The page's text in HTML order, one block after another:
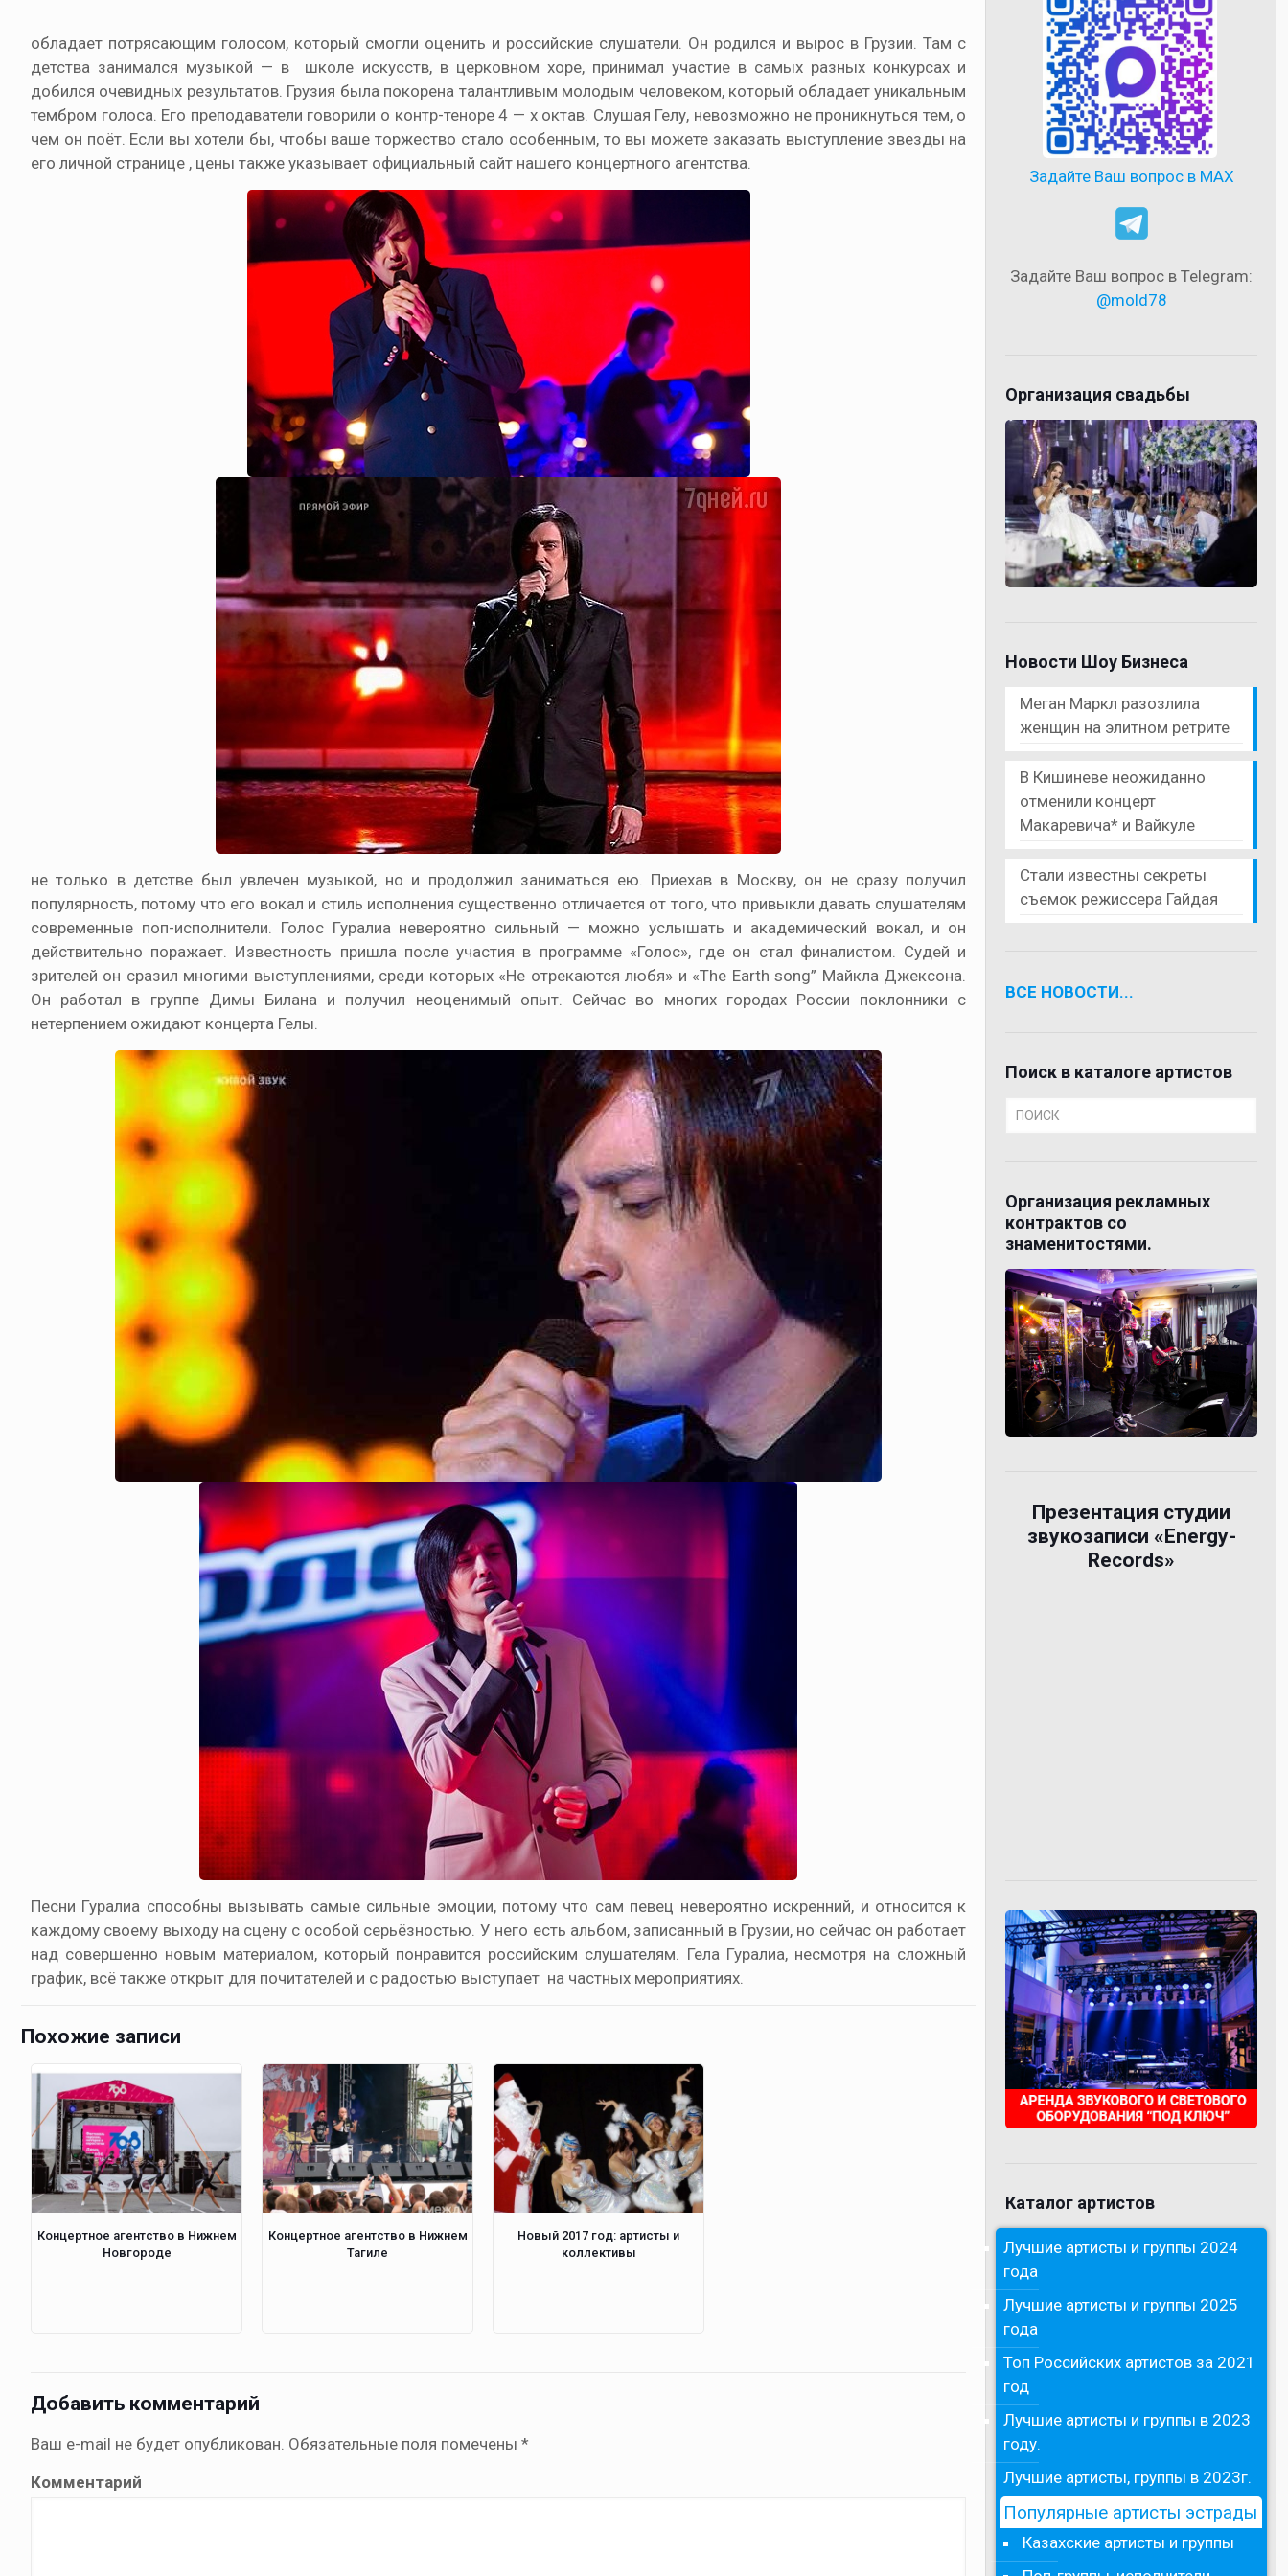
обладает потрясающим голосом, который смогли оценить и российские слушатели. Он родился и вырос в Грузии. Там с
детства занимался музыкой — в школе искусств, в церковном хоре, принимал участие в самых разных конкурсах и
добился очевидных результатов. Грузия была покорена талантливым молодым человеком, который обладает уникальным
тембром голоса. Его преподаватели говорили о контр-теноре 4 — х октав. Слушая Гелу, невозможно не проникнуться тем, о
чем он поёт. Если вы хотели бы, чтобы ваше торжество стало особенным, то вы можете заказать выступление звезды на
его личной странице , цены также указывает официальный сайт нашего концертного агентства.
не только в детстве был увлечен музыкой, но и продолжил заниматься ею. Приехав в Москву, он не сразу получил
популярность, потому что его вокал и стиль исполнения существенно отличается от того, что привыкли давать слушателям
современные поп-исполнители. Голос Гуралиа невероятно сильный — можно услышать и академический вокал, и он
действительно поражает. Известность пришла после участия в программе «Голос», где он стал финалистом. Судей и
зрителей он сразил многими выступлениями, среди которых «Не отрекаются любя» и «The Earth song” Майкла Джексона.
Он работал в группе Димы Билана и получил неоценимый опыт. Сейчас во многих городах России поклонники с
нетерпением ожидают концерта Гелы.
Песни Гуралиа способны вызывать самые сильные эмоции, потому что сам певец невероятно искренний, и относится к
каждому своему выходу на сцену с особой серьёзностью. У него есть альбом, записанный в Грузии, но сейчас он работает
над совершенно новым материалом, который понравится российским слушателям. Гела Гуралиа, несмотря на сложный
график, всё также открыт для почитателей и с радостью выступает на частных мероприятиях.
Похожие записи
Концертное агентство в Нижнем
Новгороде
Концертное агентство в Нижнем
Тагиле
Новый 2017 год: артисты и
коллективы
Добавить комментарий
Ваш e-mail не будет опубликован. Обязательные поля помечены *
Комментарий
Задайте Ваш вопрос в MAX
Задайте Ваш вопрос в Telegram:
@mold78
Организация свадьбы
Новости Шоу Бизнеса
Меган Маркл разозлила
женщин на элитном ретрите
В Кишиневе неожиданно
отменили концерт
Макаревича* и Вайкуле
Стали известны секреты
съемок режиссера Гайдая
ВСЕ НОВОСТИ...
Поиск в каталоге артистов
Организация рекламных
контрактов со
знаменитостями.
Презентация студии
звукозаписи «Energy-
Records»
Каталог артистов
Лучшие артисты и группы 2024
года
Лучшие артисты и группы 2025
года
Топ Российских артистов за 2021
год
Лучшие артисты и группы в 2023
году.
Лучшие артисты, группы в 2023г.
Популярные артисты эстрады
Казахские артисты и группы